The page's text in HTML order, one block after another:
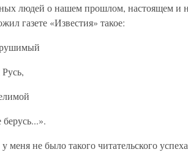
людей о нашем прошлом, настоящем и
газете «Известия» такое:
берусь...».
не было такого читательского